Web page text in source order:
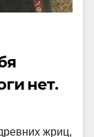
нет.
жриц,